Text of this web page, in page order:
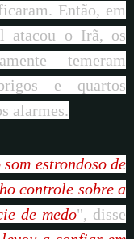
Então, em
atacou o Irã, os
temeram
e quartos
alarmes.
estrondoso de
controle sobre a
de medo", disse